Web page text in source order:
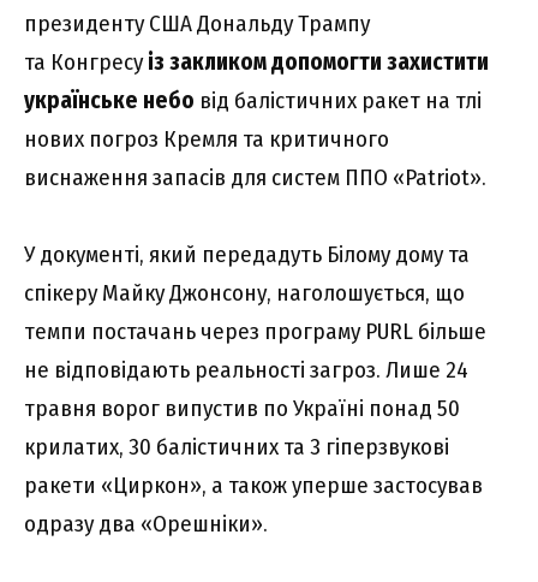
президенту США Дональду Трампу
та Конгресуіз закликом допомогти захистити
українське небо від балістичних ракет на тлі
нових погроз Кремля та критичного
виснаження запасів для систем ППО «Patriot».
У документі, який передадуть Білому дому та
спікеру Майку Джонсону, наголошується, що
темпи постачань через програму PURL більше
не відповідають реальності загроз. Лише 24
травня ворог випустив по Україні понад 50
крилатих, 30 балістичних та 3 гіперзвукові
ракети «Циркон», а також уперше застосував
одразу два «Орешніки».